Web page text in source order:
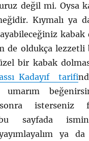
değil mi. Oysa
Kıymalı ya
kabak
de oldukça
bir kabak
Kadayıf tarifi
isterseniz
sayfada
ya